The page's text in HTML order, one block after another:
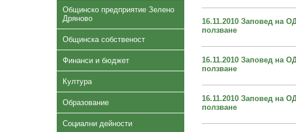
Общинско предприятие Зелено
Дряново
Общинска собственост
Финанси и бюджет
Култура
Образование
Социални дейности
16.11.2010 Заповед на
ползване
16.11.2010 Заповед на
ползване
16.11.2010 Заповед на
ползване